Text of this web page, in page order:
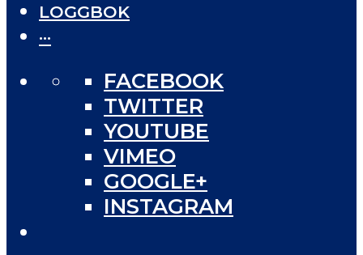
LOGGBOK
···
FACEBOOK
TWITTER
YOUTUBE
VIMEO
GOOGLE+
INSTAGRAM